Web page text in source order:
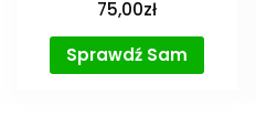
75,00zł
Sprawdź Sam